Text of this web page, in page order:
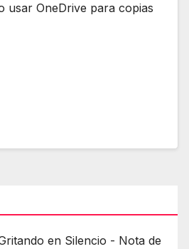
usar OneDrive para copias
en Silencio - Nota de